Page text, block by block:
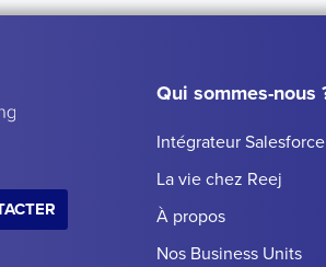
Qui sommes-nous
Intégrateur Salesforce
La vie chez Reej
À propos
Nos Business Units